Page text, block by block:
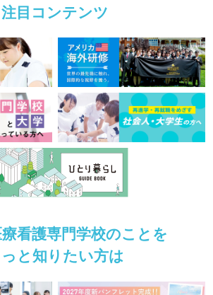
注目コンテンツ
看護専門学校のことを
っと知りたい方は